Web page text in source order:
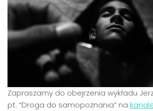
Zapraszamy do obejrzenia wykładu
pt. “Droga do samopoznania” na